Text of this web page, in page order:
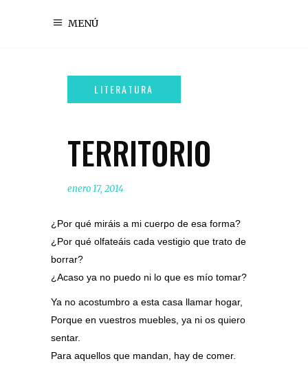
MENÚ
TERRITORIO
enero 17, 2014
¿Por qué miráis a mi cuerpo de esa forma?
¿Por qué olfateáis cada vestigio que trato de
borrar?
¿Acaso ya no puedo ni lo que es mío tomar?
Ya no acostumbro a esta casa llamar hogar,
Porque en vuestros muebles, ya ni os quiero
sentar.
Para aquellos que mandan, hay de comer.